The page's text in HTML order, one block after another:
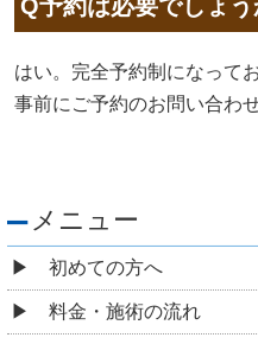
Q予約は必要でしょう
はい。完全予約制になって
事前にご予約のお問い合わ
メニュー
初めての方へ
料金・施術の流れ